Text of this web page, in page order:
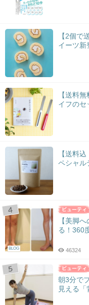
【2個で
イーツ新
【送料
イフのセ
【送料
ペシャル
BLOG
【美脚
る！360
46324
朝3分で
見える「